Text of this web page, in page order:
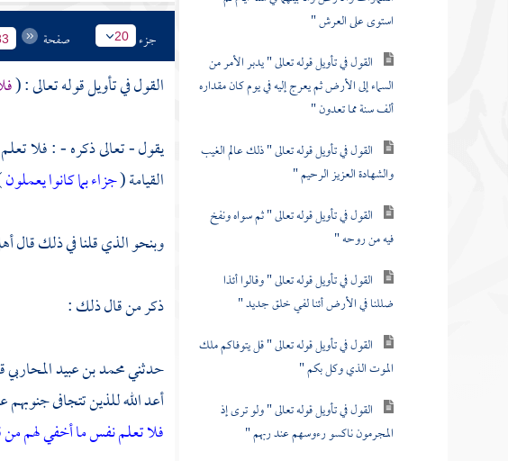
استوى على العرش "
القول في تأويل قوله تعالى " يدبر الأمر من
السماء إلى الأرض ثم يعرج إليه في يوم كان مقداره
ألف سنة مما تعدون "
القول في تأويل قوله تعالى " ذلك عالم الغيب
والشهادة العزيز الرحيم "
القول في تأويل قوله تعالى " ثم سواه ونفخ
فيه من روحه "
القول في تأويل قوله تعالى " وقالوا أئذا
ضللنا في الأرض أئنا لفي خلق جديد "
القول في تأويل قوله تعالى " قل يتوفاكم ملك
الموت الذي وكل بكم "
القول في تأويل قوله تعالى " ولو ترى إذ
المجرمون ناكسو رءوسهم عند ربهم "
جزء 20 صفحة
القول في تأويل قوله تعالى : (
يقول - تعالى ذكره - : فلا
القيامة (جزاء بما كانوا يعملون
وبنحو الذي قلنا في ذلك قال
ذكر من قال ذلك :
حدثنيمحمد بن عبيد المحاربي
أعد الله للذين تتجافى
فلا تعلم نفس ما أخفي لهم من